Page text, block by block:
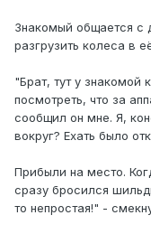
Знакомый общается с
разгрузить колеса в
"Брат, тут у знакомой
посмотреть, что за
сообщил он мне. Я,
вокруг? Ехать было
Прибыли на место.
сразу бросился
то непростая!" -